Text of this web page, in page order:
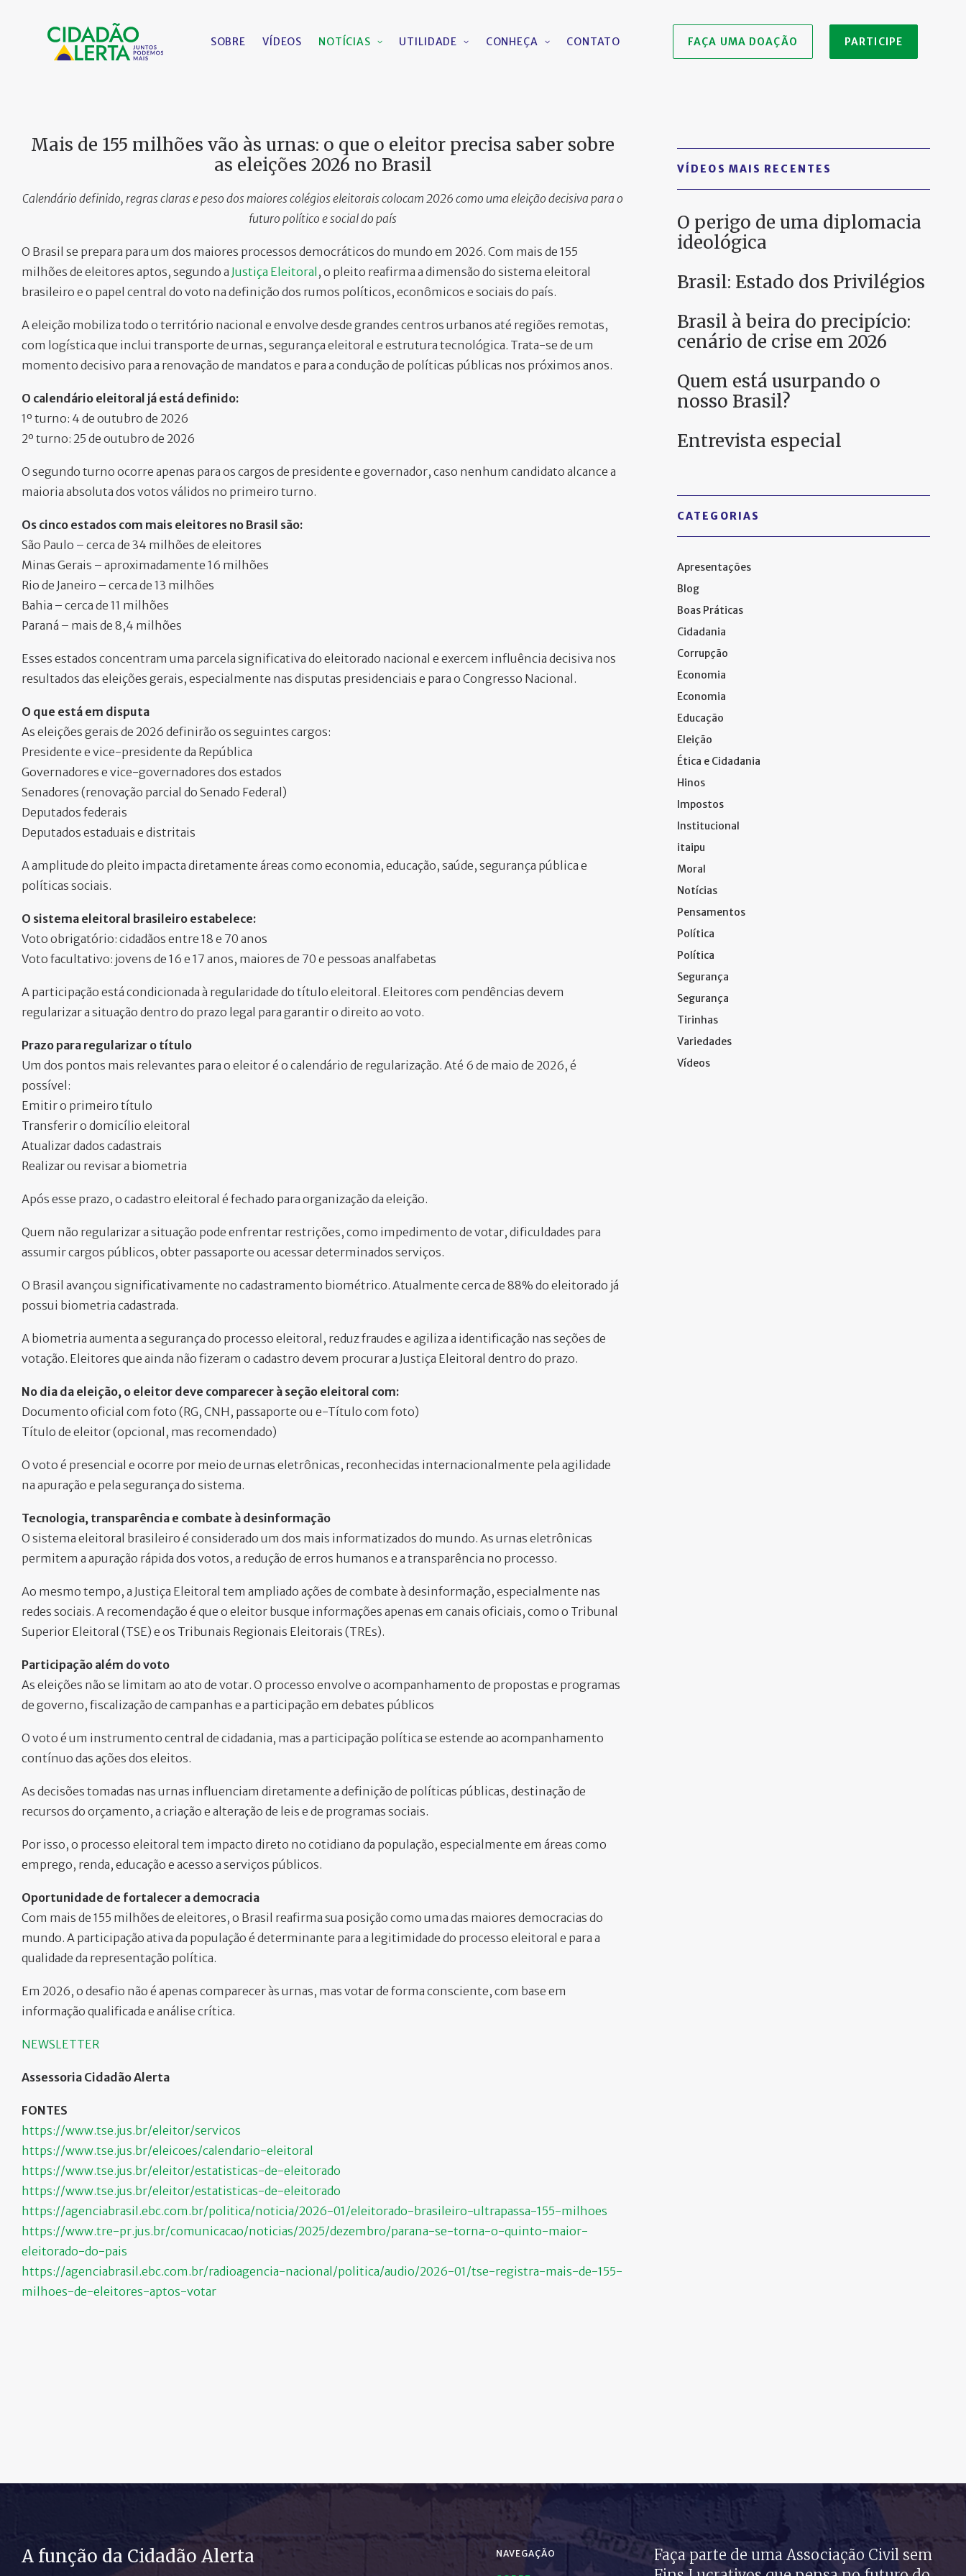
SOBRE VÍDEOS NOTÍCIAS UTILIDADE CONHEÇA CONTATO FAÇA UMA DOAÇÃO PARTICIPE
Mais de 155 milhões vão às urnas: o que o eleitor precisa saber sobre
as eleições 2026 no Brasil
Calendário definido, regras claras e peso dos maiores colégios eleitorais colocam 2026 como uma eleição decisiva para o
futuro político e social do país
O Brasil se prepara para um dos maiores processos democráticos do mundo em 2026. Com mais de 155
milhões de eleitores aptos, segundo a Justiça Eleitoral , o pleito reafirma a dimensão do sistema eleitoral
brasileiro e o papel central do voto na definição dos rumos políticos, econômicos e sociais do país.
A eleição mobiliza todo o território nacional e envolve desde grandes centros urbanos até regiões remotas,
com logística que inclui transporte de urnas, segurança eleitoral e estrutura tecnológica. Trata-se de um
momento decisivo para a renovação de mandatos e para a condução de políticas públicas nos próximos anos.
O calendário eleitoral já está definido:
1º turno: 4 de outubro de 2026
2º turno: 25 de outubro de 2026
O segundo turno ocorre apenas para os cargos de presidente e governador, caso nenhum candidato alcance a
maioria absoluta dos votos válidos no primeiro turno.
Os cinco estados com mais eleitores no Brasil são:
São Paulo – cerca de 34 milhões de eleitores
Minas Gerais – aproximadamente 16 milhões
Rio de Janeiro – cerca de 13 milhões
Bahia – cerca de 11 milhões
Paraná – mais de 8,4 milhões
Esses estados concentram uma parcela significativa do eleitorado nacional e exercem influência decisiva nos
resultados das eleições gerais, especialmente nas disputas presidenciais e para o Congresso Nacional.
O que está em disputa
As eleições gerais de 2026 definirão os seguintes cargos:
Presidente e vice-presidente da República
Governadores e vice-governadores dos estados
Senadores (renovação parcial do Senado Federal)
Deputados federais
Deputados estaduais e distritais
A amplitude do pleito impacta diretamente áreas como economia, educação, saúde, segurança pública e
políticas sociais.
O sistema eleitoral brasileiro estabelece:
Voto obrigatório: cidadãos entre 18 e 70 anos
Voto facultativo: jovens de 16 e 17 anos, maiores de 70 e pessoas analfabetas
A participação está condicionada à regularidade do título eleitoral. Eleitores com pendências devem
regularizar a situação dentro do prazo legal para garantir o direito ao voto.
Prazo para regularizar o título
Um dos pontos mais relevantes para o eleitor é o calendário de regularização. Até 6 de maio de 2026, é
possível:
Emitir o primeiro título
Transferir o domicílio eleitoral
Atualizar dados cadastrais
Realizar ou revisar a biometria
Após esse prazo, o cadastro eleitoral é fechado para organização da eleição.
Quem não regularizar a situação pode enfrentar restrições, como impedimento de votar, dificuldades para
assumir cargos públicos, obter passaporte ou acessar determinados serviços.
O Brasil avançou significativamente no cadastramento biométrico. Atualmente cerca de 88% do eleitorado já
possui biometria cadastrada.
A biometria aumenta a segurança do processo eleitoral, reduz fraudes e agiliza a identificação nas seções de
votação. Eleitores que ainda não fizeram o cadastro devem procurar a Justiça Eleitoral dentro do prazo.
No dia da eleição, o eleitor deve comparecer à seção eleitoral com:
Documento oficial com foto (RG, CNH, passaporte ou e-Título com foto)
Título de eleitor (opcional, mas recomendado)
O voto é presencial e ocorre por meio de urnas eletrônicas, reconhecidas internacionalmente pela agilidade
na apuração e pela segurança do sistema.
Tecnologia, transparência e combate à desinformação
O sistema eleitoral brasileiro é considerado um dos mais informatizados do mundo. As urnas eletrônicas
permitem a apuração rápida dos votos, a redução de erros humanos e a transparência no processo.
Ao mesmo tempo, a Justiça Eleitoral tem ampliado ações de combate à desinformação, especialmente nas
redes sociais. A recomendação é que o eleitor busque informações apenas em canais oficiais, como o Tribunal
Superior Eleitoral (TSE) e os Tribunais Regionais Eleitorais (TREs).
Participação além do voto
As eleições não se limitam ao ato de votar. O processo envolve o acompanhamento de propostas e programas
de governo, fiscalização de campanhas e a participação em debates públicos
O voto é um instrumento central de cidadania, mas a participação política se estende ao acompanhamento
contínuo das ações dos eleitos.
As decisões tomadas nas urnas influenciam diretamente a definição de políticas públicas, destinação de
recursos do orçamento, a criação e alteração de leis e de programas sociais.
Por isso, o processo eleitoral tem impacto direto no cotidiano da população, especialmente em áreas como
emprego, renda, educação e acesso a serviços públicos.
Oportunidade de fortalecer a democracia
Com mais de 155 milhões de eleitores, o Brasil reafirma sua posição como uma das maiores democracias do
mundo. A participação ativa da população é determinante para a legitimidade do processo eleitoral e para a
qualidade da representação política.
Em 2026, o desafio não é apenas comparecer às urnas, mas votar de forma consciente, com base em
informação qualificada e análise crítica.
NEWSLETTER
Assessoria Cidadão Alerta
FONTES
https://www.tse.jus.br/eleitor/servicos
https://www.tse.jus.br/eleicoes/calendario-eleitoral
https://www.tse.jus.br/eleitor/estatisticas-de-eleitorado
https://www.tse.jus.br/eleitor/estatisticas-de-eleitorado
https://agenciabrasil.ebc.com.br/politica/noticia/2026-01/eleitorado-brasileiro-ultrapassa-155-milhoes
https://www.tre-pr.jus.br/comunicacao/noticias/2025/dezembro/parana-se-torna-o-quinto-maior-
eleitorado-do-pais
https://agenciabrasil.ebc.com.br/radioagencia-nacional/politica/audio/2026-01/tse-registra-mais-de-155-
milhoes-de-eleitores-aptos-votar
VÍDEOS MAIS RECENTES
O perigo de uma diplomacia
ideológica
Brasil: Estado dos Privilégios
Brasil à beira do precipício:
cenário de crise em 2026
Quem está usurpando o
nosso Brasil?
Entrevista especial
CATEGORIAS
Apresentações
Blog
Boas Práticas
Cidadania
Corrupção
Economia
Economia
Educação
Eleição
Ética e Cidadania
Hinos
Impostos
Institucional
itaipu
Moral
Notícias
Pensamentos
Política
Política
Segurança
Segurança
Tirinhas
Variedades
Vídeos
A função da Cidadão Alerta NAVEGAÇÃO
Faça parte de uma Associação Civil sem